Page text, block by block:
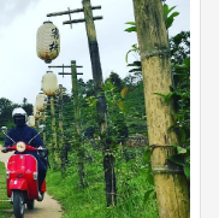
- Ảnh: Internet
có gì